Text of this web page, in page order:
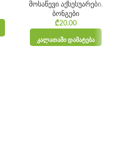
მოსაწევი აქსესუარები,
ბონგები
₾20.00
ᲙᲐᲚᲐᲗᲐᲨᲘ ᲓᲐᲛᲐᲢᲔᲑᲐ